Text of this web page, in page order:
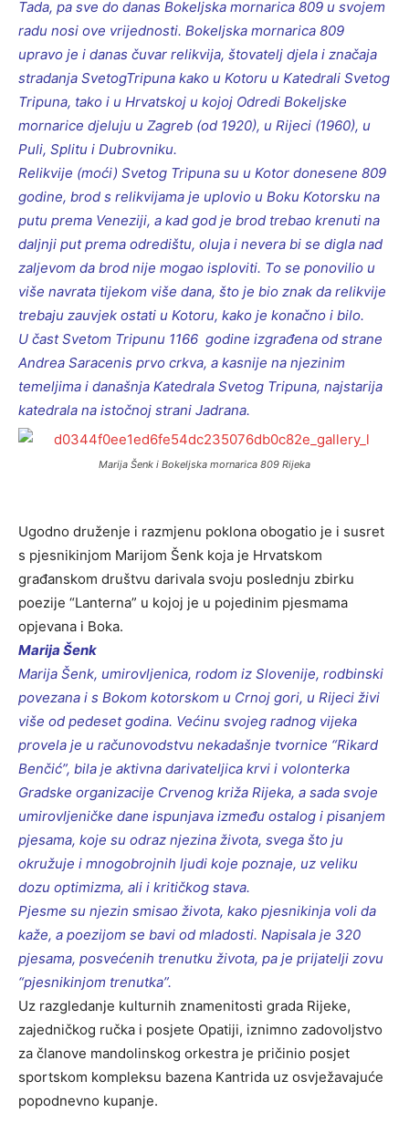
Tada, pa sve do danas Bokeljska mornarica 809 u svojem
radu nosi ove vrijednosti. Bokeljska mornarica 809
upravo je i danas čuvar relikvija, štovatelj djela i značaja
stradanja SvetogTripuna kako u Kotoru u Katedrali Svetog
Tripuna, tako i u Hrvatskoj u kojoj Odredi Bokeljske
mornarice djeluju u Zagreb (od 1920), u Rijeci (1960), u
Puli, Splitu i Dubrovniku.
Relikvije (moći) Svetog Tripuna su u Kotor donesene 809
godine, brod s relikvijama je uplovio u Boku Kotorsku na
putu prema Veneziji, a kad god je brod trebao krenuti na
daljnji put prema odredištu, oluja i nevera bi se digla nad
zaljevom da brod nije mogao isploviti. To se ponovilio u
više navrata tijekom više dana, što je bio znak da relikvije
trebaju zauvjek ostati u Kotoru, kako je konačno i bilo.
U čast Svetom Tripunu 1166 godine izgrađena od strane
Andrea Saracenis prvo crkva, a kasnije na njezinim
temeljima i današnja Katedrala Svetog Tripuna, najstarija
katedrala na istočnoj strani Jadrana.
Marija Šenk i Bokeljska mornarica 809 Rijeka
Ugodno druženje i razmjenu poklona obogatio je i susret
s pjesnikinjom Marijom Šenk koja je Hrvatskom
građanskom društvu darivala svoju poslednju zbirku
poezije “Lanterna” u kojoj je u pojedinim pjesmama
opjevana i Boka.
Marija Šenk
Marija Šenk, umirovljenica, rodom iz Slovenije, rodbinski
povezana i s Bokom kotorskom u Crnoj gori, u Rijeci živi
više od pedeset godina. Većinu svojeg radnog vijeka
provela je u računovodstvu nekadašnje tvornice “Rikard
Benčić”, bila je aktivna darivateljica krvi i volonterka
Gradske organizacije Crvenog križa Rijeka, a sada svoje
umirovljeničke dane ispunjava između ostalog i pisanjem
pjesama, koje su odraz njezina života, svega što ju
okružuje i mnogobrojnih ljudi koje poznaje, uz veliku
dozu optimizma, ali i kritičkog stava.
Pjesme su njezin smisao života, kako pjesnikinja voli da
kaže, a poezijom se bavi od mladosti. Napisala je 320
pjesama, posvećenih trenutku života, pa je prijatelji zovu
“pjesnikinjom trenutka”.
Uz razgledanje kulturnih znamenitosti grada Rijeke,
zajedničkog ručka i posjete Opatiji, iznimno zadovoljstvo
za članove mandolinskog orkestra je pričinio posjet
sportskom kompleksu bazena Kantrida uz osvježavajuće
popodnevno kupanje.